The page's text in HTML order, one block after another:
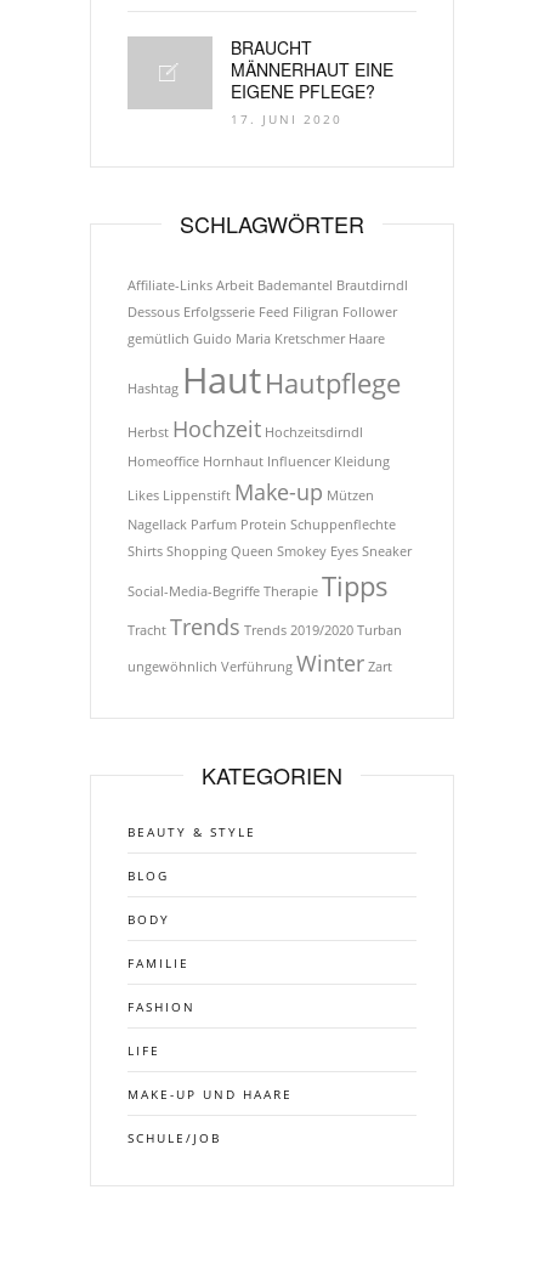
BRAUCHT
MÄNNERHAUT EINE
EIGENE PFLEGE?
17. JUNI 2020
SCHLAGWÖRTER
Affiliate-Links Arbeit Bademantel Brautdirndl
Dessous Erfolgsserie Feed Filigran Follower
gemütlich Guido Maria Kretschmer Haare
Hashtag HautHautpflege
Herbst Hochzeit Hochzeitsdirndl
Homeoffice Hornhaut Influencer Kleidung
Likes Lippenstift Make-up Mützen
Nagellack Parfum Protein Schuppenflechte
Shirts Shopping Queen Smokey Eyes Sneaker
Social-Media-Begriffe Therapie Tipps
Tracht Trends Trends 2019/2020 Turban
ungewöhnlich Verführung Winter Zart
KATEGORIEN
BEAUTY & STYLE
BLOG
BODY
FAMILIE
FASHION
LIFE
MAKE-UP UND HAARE
SCHULE/JOB